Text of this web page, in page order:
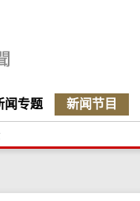
闻专题 新闻节目